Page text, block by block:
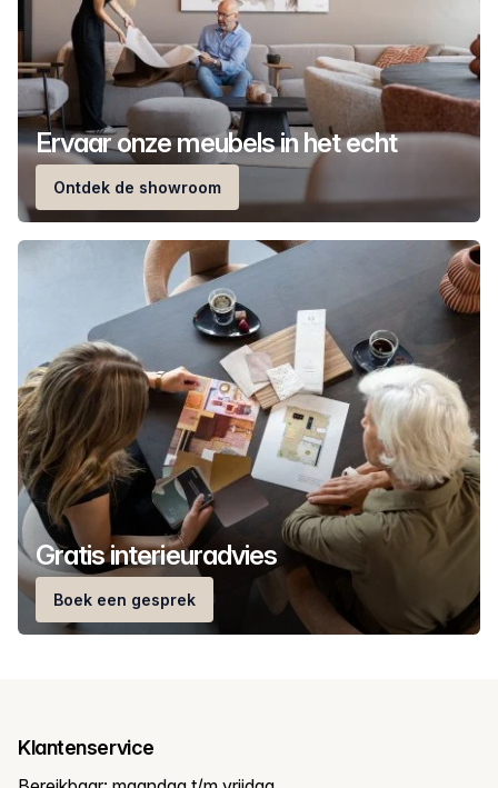
Ervaar onze meubels in het echt
Ontdek de showroom
Gratis interieuradvies
Boek een gesprek
Klantenservice